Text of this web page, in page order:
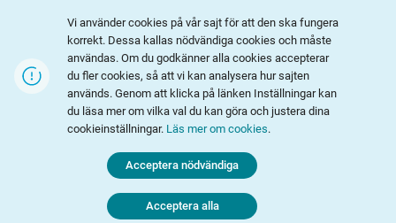
Vi använder cookies på vår sajt för att den ska fungera
korrekt. Dessa kallas nödvändiga cookies och måste
användas. Om du godkänner alla cookies accepterar
du fler cookies, så att vi kan analysera hur sajten
används. Genom att klicka på länken Inställningar kan
du läsa mer om vilka val du kan göra och justera dina
cookieinställningar. Läs mer om cookies.
Acceptera nödvändiga
Acceptera alla